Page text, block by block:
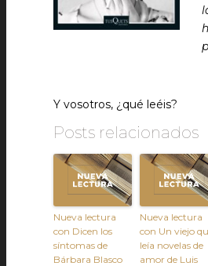
Y vosotros, ¿qué leéis?
Posts relacionados
Nueva lectura
con Dicen los
síntomas de
Bárbara Blasco
Nueva lectura
con Un viejo
leía novelas de
amor de Luis